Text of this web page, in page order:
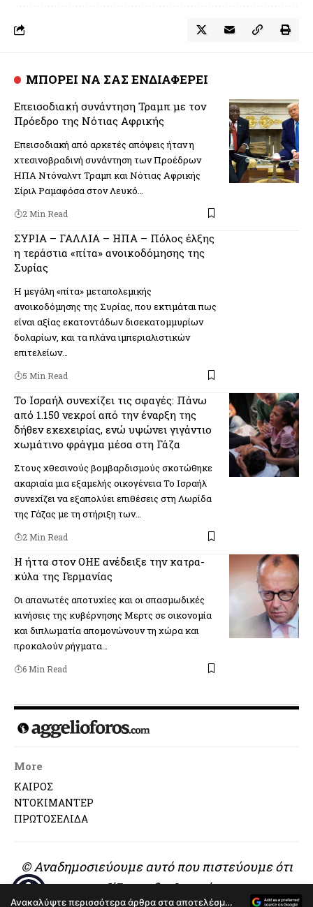
ΜΠΟΡΕΙ ΝΑ ΣΑΣ ΕΝΔΙΑΦΕΡΕΙ
Επεισοδιακή συνάντηση Τραμπ με τον
Πρόεδρο της Νότιας Αφρικής
Επεισοδιακή από αρκετές απόψεις ήταν η
χτεσινοβραδινή συνάντηση των Προέδρων
ΗΠΑ Ντόναλντ Τραμπ και Νότιας Αφρικής
Σίριλ Ραμαφόσα στον Λευκό…
2 Min Read
ΣΥΡΙΑ – ΓΑΛΛΙΑ – ΗΠΑ – Πόλος έλξης
η τεράστια «πίτα» ανοικοδόμησης της
Συρίας
Η μεγάλη «πίτα» μεταπολεμικής
ανοικοδόμησης της Συρίας, που εκτιμάται πως
είναι αξίας εκατοντάδων δισεκατομμυρίων
δολαρίων, και τα πλάνα ιμπεριαλιστικών
επιτελείων…
5 Min Read
Το Ισραήλ συνεχίζει τις σφαγές: Πάνω
από 1.150 νεκροί από την έναρξη της
δήθεν εκεχειρίας, ενώ υψώνει γιγάντιο
χωμάτινο φράγμα μέσα στη Γάζα
Στους χθεσινούς βομβαρδισμούς σκοτώθηκε
ακαριαία μια εξαμελής οικογένεια Το Ισραήλ
συνεχίζει να εξαπολύει επιθέσεις στη Λωρίδα
της Γάζας με τη στήριξη των…
2 Min Read
Η ήττα στον ΟΗΕ ανέδειξε την κατρα­
κύλα της Γερ­μα­νίας
Οι απα­νω­τές απο­τυ­χίες και οι σπα­σμω­δι­κές
κινήσεις της κυβέρ­νη­σης Μερτς σε οικο­νο­μία
και διπλω­μα­τία απο­μο­νώ­νουν τη χώρα και
προ­κα­λούν ρήγ­ματα…
6 Min Read
More
ΚΑΙΡΟΣ
ΝΤΟΚΙΜΑΝΤΕΡ
ΠΡΩΤΟΣΕΛΙΔΑ
© Αναδημοσιεύουμε αυτό που πιστεύουμε ότι
αξίζει να διαβαστεί..
Ανακαλύψτε περισσότερα άρθρα στα αποτελέσματα αναζήτησης